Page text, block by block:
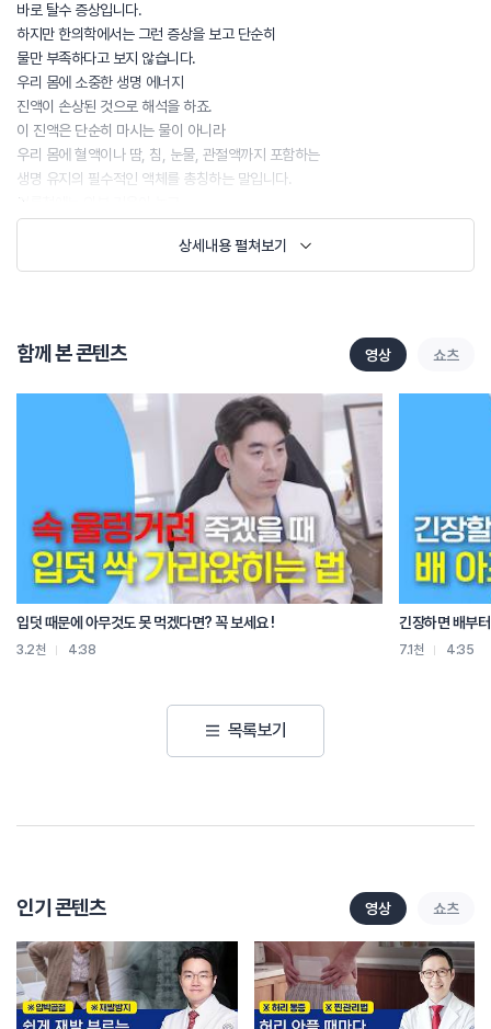
바로 탈수 증상입니다.
하지만 한의학에서는 그런 증상을 보고 단순히
물만 부족하다고 보지 않습니다.
우리 몸에 소중한 생명 에너지
진액이 손상된 것으로 해석을 하죠.
이 진액은 단순히 마시는 물이 아니라
우리 몸에 혈액이나 땀, 침, 눈물, 관절액까지 포함하는
생명 유지의 필수적인 액체를 총칭하는 말입니다.
여름철에는 외부 기온이 높고
땀을 많이 흘리면서
문제는 진액이 빠지면서
어지럼증, 두통, 뭐 가슴 두근거림,
자, 그럼 진액이 빠져나가는 여름철.
우리는 어떻게 이 진액을 잘 보존하고 보충할 수 있을까요?
물인데 물을 어떻게 마시느냐가 중요합니다.
단번에 많은 양의 물을 벌컥벌컥 마시는 것보다는
조금씩 자주 마시는 것이 훨씬 효과적입니다.
여기서 중요한 점은 덥다고 너무 차가운 물만 마시지 마세요.
찬물은 위장을 수축시켜서 오히려 흡수가 잘 되지 않고
소화력까지 떨어뜨릴 수 있어요.
보리차는 위장에 자극을 주지 않으면서도
여름철에 특히 좋습니다.
진액을 보충하고 기력을 회복시키는데 도움을 주면서
더위로 인한 탈모나 피로감 개선에도 효과가 있는 하수오차.
몸속에 열을 서서히 식혀 줘서
이런 한방차들은 단순한 물 보충을 넘어서
무더운 여름을 나고 계신가요?
다음에 또 봐요.
상세내용 펼쳐보기
함께 본 콘텐츠 영상 쇼츠
입덧 때문에 아무것도 못 먹겠다면? 꼭 보세요 !
3.2천 4:38
긴장하면 배부
7.1천 4:35
목록보기
인기 콘텐츠 영상 쇼츠